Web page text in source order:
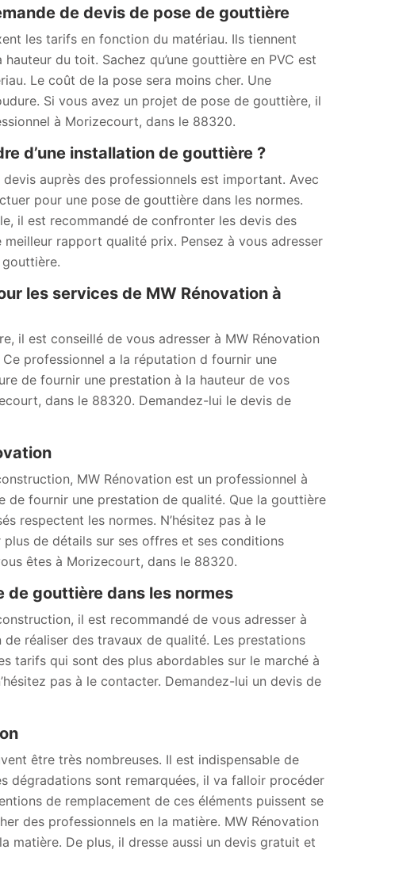
de devis de pose de gouttière
les tarifs en fonction du matériau. Ils tiennent
du toit. Sachez qu’une gouttière en PVC est
Le coût de la pose sera moins cher. Une
Si vous avez un projet de pose de gouttière, il
à Morizecourt, dans le 88320.
d’une installation de gouttière ?
auprès des professionnels est important. Avec
pour une pose de gouttière dans les normes.
il est recommandé de confronter les devis des
rapport qualité prix. Pensez à vous adresser
les services de MW Rénovation à
il est conseillé de vous adresser à MW Rénovation
professionnel a la réputation d fournir une
de fournir une prestation à la hauteur de vos
dans le 88320. Demandez-lui le devis de
MW Rénovation est un professionnel à
de fournir une prestation de qualité. Que la gouttière
respectent les normes. N’hésitez pas à le
de détails sur ses offres et ses conditions
êtes à Morizecourt, dans le 88320.
de gouttière dans les normes
il est recommandé de vous adresser à
réaliser des travaux de qualité. Les prestations
tarifs qui sont des plus abordables sur le marché à
pas à le contacter. Demandez-lui un devis de
être très nombreuses. Il est indispensable de
dégradations sont remarquées, il va falloir procéder
de remplacement de ces éléments puissent se
des professionnels en la matière. MW Rénovation
matière. De plus, il dresse aussi un devis gratuit et